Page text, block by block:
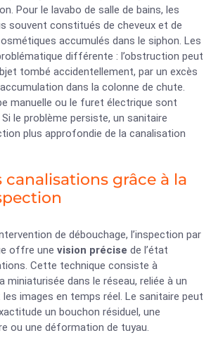
Pour le lavabo de salle de bains, les
souvent constitués de cheveux et de
accumulés dans le siphon. Les
différente : l’obstruction peut
tombé accidentellement, par un excès
dans la colonne de chute.
manuelle ou le furet électrique sont
le problème persiste, un sanitaire
plus approfondie de la canalisation
canalisations grâce à la
de débouchage, l’inspection par
offre une vision précise de l’état
Cette technique consiste à
miniaturisée dans le réseau, reliée à un
images en temps réel. Le sanitaire peut
un bouchon résiduel, une
ou une déformation de tuyau.